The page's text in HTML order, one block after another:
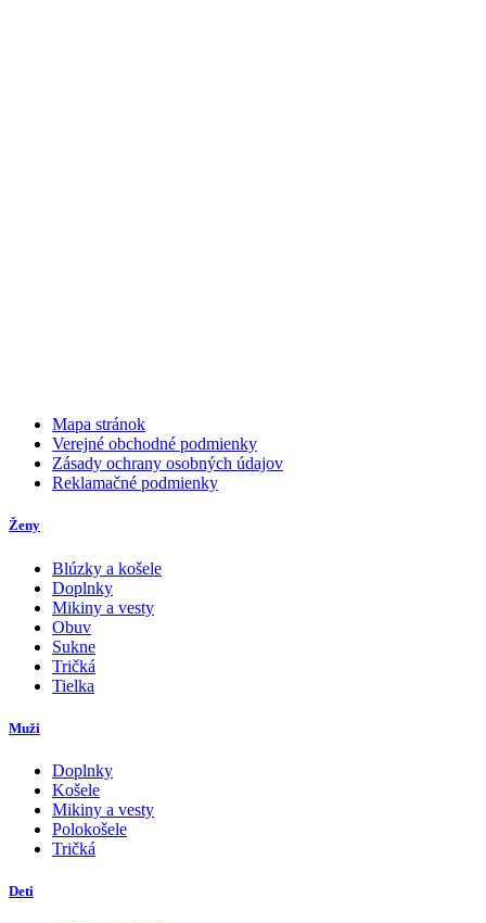
Mapa stránok
Verejné obchodné podmienky
Zásady ochrany osobných údajov
Reklamačné podmienky
Ženy
Blúzky a košele
Doplnky
Mikiny a vesty
Obuv
Sukne
Tričká
Tielka
Muži
Doplnky
Košele
Mikiny a vesty
Polokošele
Tričká
Deti